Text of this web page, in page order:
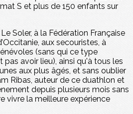
S et plus de 150 enfants sur
Soler, à la Fédération Française
aux secouristes, à
(sans qui ce type
avoir lieu), ainsi qu'à tous les
aux plus âgés, et sans oublier
Ribas, auteur de ce duathlon et
depuis plusieurs mois sans
vivre la meilleure expérience